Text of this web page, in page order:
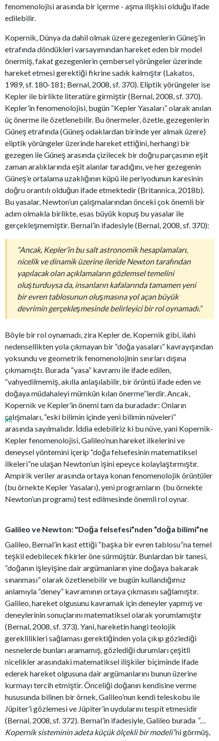
fenomenolojisi arasında bir içerme - aşma ilişkisi olduğu ifade
edilebilir.
Kopernik, Dünya da dahil olmak üzere gezegenlerin Güneş’in
etrafında döndükleri varsayımından hareket eden bir model
önermiş, fakat gezegenlerin çembersel yörüngeler üzerinde
hareket etmesi gerektiği fikrine sadık kalmıştır (Lakatos,
1989, sf. 180-181; Bernal, 2008, sf. 370). Eliptik yörüngeler ise
Kepler ile birlikte literatüre girmiştir (Bernal, 2008, sf. 370).
Kepler’in fenomenolojisi, bugün “Kepler Yasaları” olarak anılan
üç önerme ile özetlenebilir. Bu önermeler, özetle, gezegenlerin
Güneş etrafında (Güneş odaklardan birinde yer almak üzere)
eliptik yörüngeler üzerinde hareket ettiğini, herhangi bir
gezegen ile Güneş arasında çizilecek bir doğru parçasının eşit
zaman aralıklarında eşit alanlar taradığını, ve her gezegenin
Güneş’e ortalama uzaklığının küpü ile periyodunun karesinin
doğru orantılı olduğun ifade etmektedir (Britannica, 2018b).
Bu yasalar, Newton’un çalışmalarından önceki çok önemli bir
adım olmakla birlikte, esas büyük kopuş bu yasalar ile
gerçekleşmemiştir. Bernal’in ifadesiyle (Bernal, 2008, sf. 370):
“Ancak, Kepler’in bu salt astronomik hesaplamaları,
nicelik ve dinamik üzerine ileride Newton tarafından
yapılacak olan açıklamaların gözlemsel temelini
oluşturduysa da, insanların kafalarında tamamen yeni
bir evren tablosunun oluşmasına yol açan büyük
devrimin gerçekleşmesinde belirleyici bir rol oynamadı.”
Böyle bir rol oynamadı, zira Kepler de, Kopernik gibi, ilahi
nedensellikten yola çıkmayan bir “doğa yasaları” kavrayışından
yoksundu ve geometrik fenomenolojinin sınırları dışına
çıkmamıştı. Burada “yasa” kavramı ile ifade edilen,
“vahyedilmemiş, akılla anlaşılabilir, bir örüntü ifade eden ve
doğaya müdahaleyi mümkün kılan önerme”lerdir. Ancak,
Kopernik ve Kepler’in önemi tam da buradadır: Onların
çalışmaları, “eski bilimin içinde yeni bilimin nüveleri”
[8]
arasında sayılmalıdır. İddia edebiliriz ki bu nüve, yani Kopernik-
Kepler fenomenolojisi, Galileo’nun hareket ilkelerini ve
deneysel yöntemini içerip “doğa felsefesinin matematiksel
ilkeleri”ne ulaşan Newton’un işini epeyce kolaylaştırmıştır.
Ampirik veriler arasında ortaya konan fenomenolojik örüntüler
(bu örnekte Kepler Yasaları), yeni programların (bu örnekte
Newton’un programı) test edilmesinde önemli rol oynar.
Galileo ve Newton: "Doğa felsefesi”nden “doğa bilimi”ne
Galileo, Bernal’in kast ettiği “başka bir evren tablosu”na temel
teşkil edebilecek fikirler öne sürmüştür. Bunlardan bir tanesi,
“doğanın işleyişine dair argümanların yine doğaya bakarak
sınanması” olarak özetlenebilir ve bugün kullandığımız
anlamıyla “deney” kavramının ortaya çıkmasını sağlamıştır.
Galileo, hareket olgusunu kavramak için deneyler yapmış ve
deneylerinin sonuçlarını matematiksel olarak yorumlamıştır
(Bernal, 2008, sf. 373). Yani, hareketin hangi teolojik
gereklilikleri sağlaması gerektiğinden yola çıkıp gözlediği
nesnelerde bunları aramamış, gözlediği durumları çeşitli
nicelikler arasındaki matematiksel ilişkiler biçiminde ifade
ederek hareket olgusuna dair argümanlarını bunun üzerine
kurmayı tercih etmiştir. Önceliği doğanın kendisine verme
hususunda bilinen bir örnek, Galileo’nun kendi teleskobu ile
Jüpiter’i gözlemesi ve Jüpiter’in uydularını tespit etmesidir
(Bernal, 2008, sf. 372). Bernal’in ifadesiyle, Galileo burada “…
Kopernik sisteminin adeta küçük ölçekli bir modeli”ni görmüş,